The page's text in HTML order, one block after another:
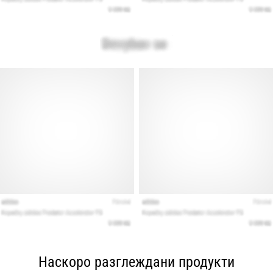
Наскоро разглеждани продукти